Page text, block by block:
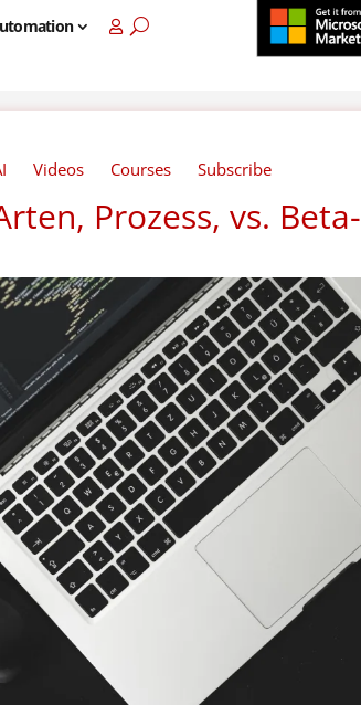
Videos Courses Subscribe
Prozess, vs. Beta-